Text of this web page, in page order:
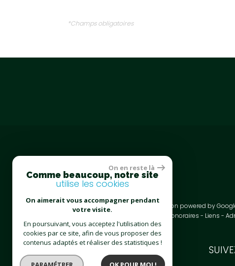
*Champs obligatoires
© 2018 | Tous droits réservés - Traduction powered by
Nos Honoraires Liens
SITE RÉALISÉ
On en reste là
Comme beaucoup, notre site
utilise les cookies
On aimerait vous accompagner pendant
votre visite.
En poursuivant, vous acceptez l'utilisation des
cookies par ce site, afin de vous proposer des
contenus adaptés et réaliser des statistiques !